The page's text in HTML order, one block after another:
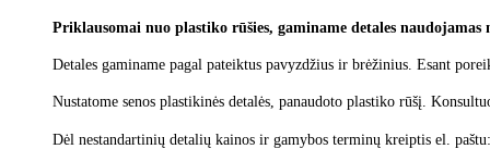
Priklausomai nuo plastiko rūšies, gaminame detales
Detales gaminame pagal pateiktus pavyzdžius ir brėžinius. Esant
Nustatome senos plastikinės detalės, panaudoto plastiko rūšį.
Dėl nestandartinių detalių kainos ir gamybos terminų kreiptis el. paštu: